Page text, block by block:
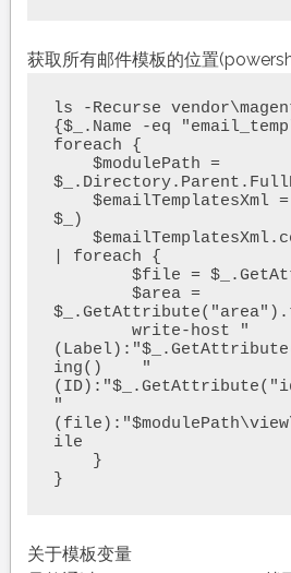
获取所有邮件模板的位置
ls -Recurse
{$_.Name -eq
foreach {
$_)
| foreach {
ing()    "
"
ile
}
关于模板变量